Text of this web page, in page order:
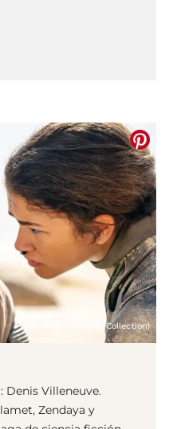
(© IMAGO/Everett Collection)
Denis Villeneuve.
Zendaya y